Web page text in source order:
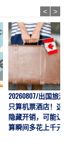
20260807/出国旅游
只算机票酒店！这7
隐藏开销，可能让预
算瞬间多花上千元
< >